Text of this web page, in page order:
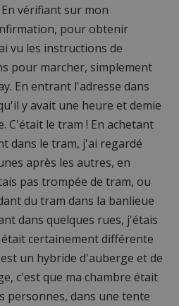
vérifiant sur mon
pour obtenir
vu les instructions de
pour marcher, simplement
En entrant l'adresse dans
y avait une heure et demie
C'était le tram ! En achetant
dans le tram, j'ai regardé
après les autres, en
pas trompée de tram, ou
du tram dans la banlieue
dans quelques rues, j'étais
certainement différente
un hybride d'auberge et de
c'est que ma chambre était
personnes, dans une tente